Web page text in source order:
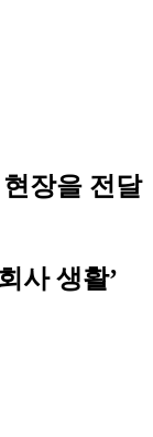
장을 전달
사 생활’